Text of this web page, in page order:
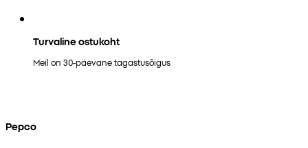
Turvaline ostukoht
Meil on 30-päevane tagastusõigus
Pepco